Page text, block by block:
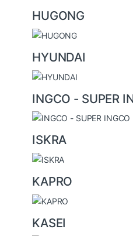
HUGONG
HYUNDAI
INGCO - SUPER
ISKRA
KAPRO
KASEI